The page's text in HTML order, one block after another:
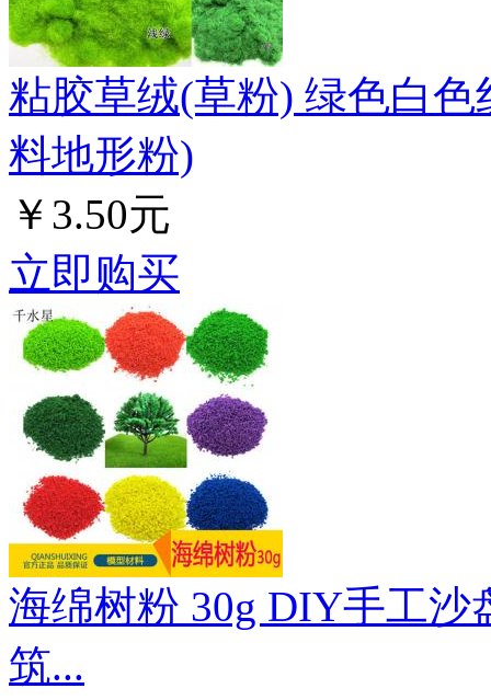
粘胶草绒(草粉) 绿色白
料地形粉)
￥3.50元
立即购买
海绵树粉 30g DIY手工
筑...